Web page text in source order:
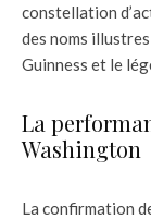
constellation
des noms
Guinness et le
La
Washington
La confirmation